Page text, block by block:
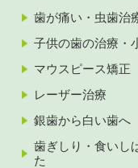
歯が痛い・虫歯治
子供の歯の治療・
マウスピース矯正
レーザー治療
銀歯から白い歯へ
歯ぎしり・食いし
た